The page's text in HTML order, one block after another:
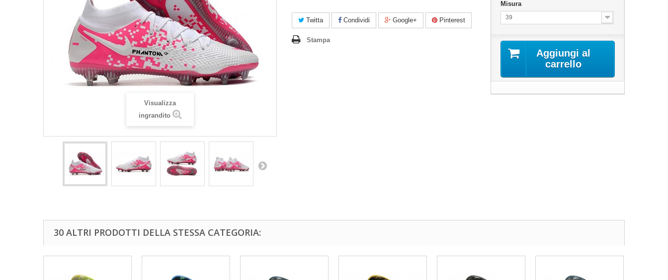
Visualizza
ingrandito
Twitta Condividi Google+ Pinterest
Stampa
Misura
39
Aggiungi al
carrello
30 ALTRI PRODOTTI DELLA STESSA CATEGORIA: